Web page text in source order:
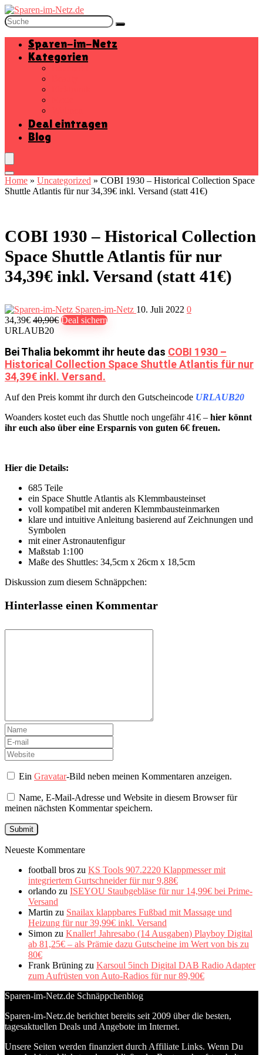
Sparen-im-Netz
Kategorien
Deal eintragen
Blog
Home » Uncategorized » COBI 1930 – Historical Collection Space
Shuttle Atlantis für nur 34,39€ inkl. Versand (statt 41€)
COBI 1930 – Historical Collection
Space Shuttle Atlantis für nur
34,39€ inkl. Versand (statt 41€)
Sparen-im-Netz 10. Juli 2022 0
34,39€ 40,90€ Deal sichern
URLAUB20
Bei Thalia bekommt ihr heute das COBI 1930 –
Historical Collection Space Shuttle Atlantis für nur
34,39€ inkl. Versand.
Auf den Preis kommt ihr durch den Gutscheincode URLAUB20
Woanders kostet euch das Shuttle noch ungefähr 41€ – hier könnt
ihr euch also über eine Ersparnis von guten 6€ freuen.
Hier die Details:
685 Teile
ein Space Shuttle Atlantis als Klemmbausteinset
voll kompatibel mit anderen Klemmbausteinmarken
klare und intuitive Anleitung basierend auf Zeichnungen und
Symbolen
mit einer Astronautenfigur
Maßstab 1:100
Maße des Shuttles: 34,5cm x 26cm x 18,5cm
Diskussion zum diesem Schnäppchen:
Hinterlasse einen Kommentar
EinGravatar-Bild neben meinen Kommentaren anzeigen.
Name, E-Mail-Adresse und Website in diesem Browser für
meinen nächsten Kommentar speichern.
Neueste Kommentare
football bros zu KS Tools 907.2220 Klappmesser mit
integriertem Gurtschneider für nur 9,88€
orlando zu ISEYOU Staubgebläse für nur 14,99€ bei Prime-
Versand
Martin zu Snailax klappbares Fußbad mit Massage und
Heizung für nur 39,99€ inkl. Versand
Simon zu Knaller! Jahresabo (14 Ausgaben) Playboy Digital
ab 81,25€ – als Prämie dazu Gutscheine im Wert von bis zu
80€
Frank Brüning zu Karsoul 5inch Digital DAB Radio Adapter
zum Aufrüsten von Auto-Radios für nur 89,90€
Sparen-im-Netz.de Schnäppchenblog
Sparen-im-Netz.de berichtet bereits seit 2009 über die besten,
tagesaktuellen Deals und Angebote im Internet.
Unsere Seiten werden finanziert durch Affiliate Links. Wenn Du